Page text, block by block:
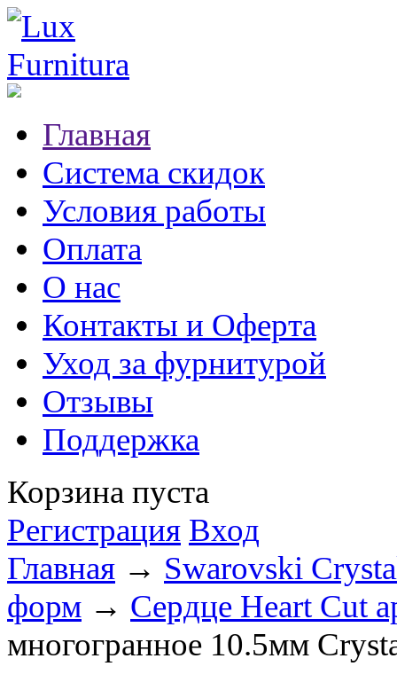
Главная
Система скидок
Условия работы
Оплата
О нас
Контакты и Оферта
Уход за фурнитурой
Отзывы
Поддержка
Корзина пуста
Регистрация Вход
Главная → Swarovski
форм → Сердце Heart Cut
многогранное 10.5мм